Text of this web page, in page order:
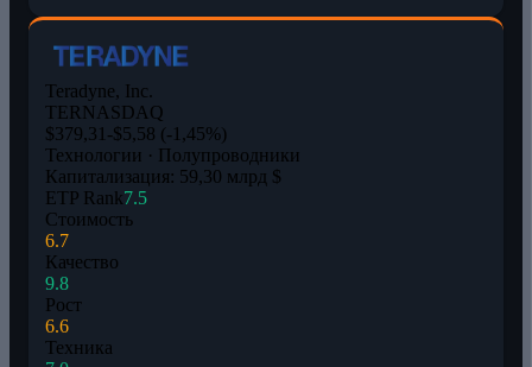
Teradyne, Inc.
TERNASDAQ
$379,31 -$5,58 (-1,45%)
Технологии · Полупроводники
Капитализация: 59,30 млрд $
ETP Rank7.5
Стоимость
6.7
Качество
9.8
Рост
6.6
Техника